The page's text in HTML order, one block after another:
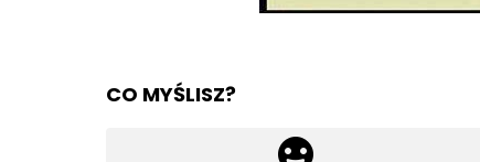
CO MYŚLISZ?